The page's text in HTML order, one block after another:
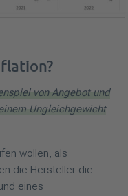
von Angebot und
Ungleichgewicht
wollen, als
die Hersteller die
eines